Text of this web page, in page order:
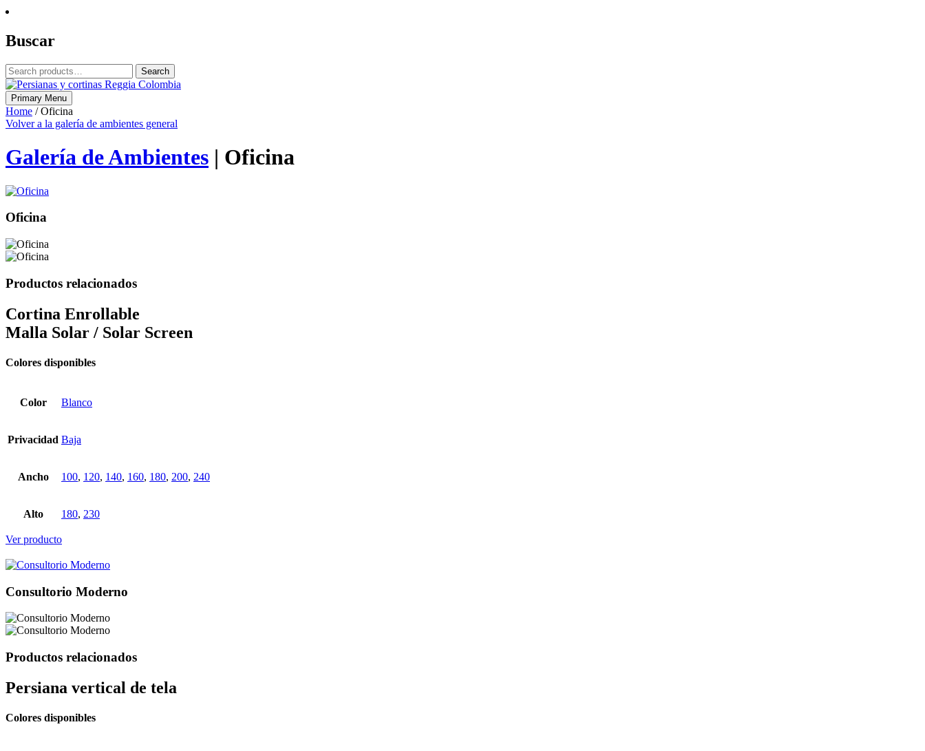
Skip
content
Buscar
Search
for:
Search
Reggia Colombia
Reggia Colombia
Primary Menu
Home / Oficina
Volver a la galería de ambientes general
Galería de Ambientes | Oficina
Oficina
Productos relacionados
Cortina Enrollable
Malla Solar / Solar Screen
Colores disponibles
Color Blanco
Privacidad Baja
Ancho 100, 120, 140, 160, 180, 200, 240
Alto 180, 230
Ver producto
Consultorio Moderno
Productos relacionados
Persiana vertical de tela
Colores disponibles